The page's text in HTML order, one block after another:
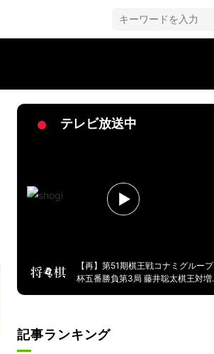
テレビ放送中
【再】第51期棋王戦コナミグループ
杯五番勝負第3局 藤井聡太棋王対増
記事ランキング